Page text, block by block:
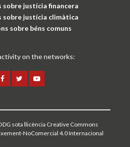
sobre justícia financera
sobre justícia climàtica
sobre béns comuns
on the networks:
sota llicència Creative Commons
NoComercial 4.0 Internacional